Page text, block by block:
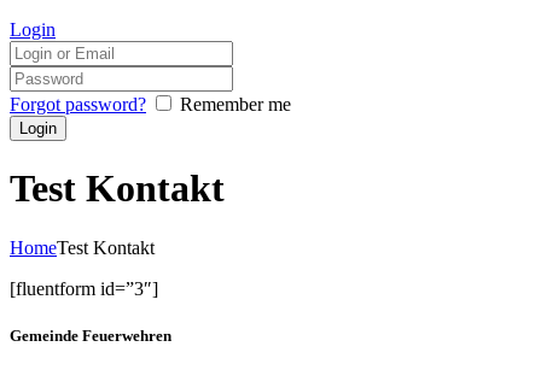
Login
Forgot password? Remember me
Test Kontakt
HomeTest Kontakt
[fluentform id=”3″]
Gemeinde Feuerwehren